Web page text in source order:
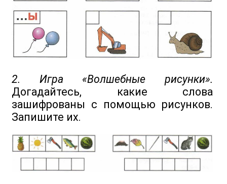
2. Игра «Волшебные рисунки».
Догадайтесь, какие слова
зашифрованы с помощью рисунков.
Запишите их.